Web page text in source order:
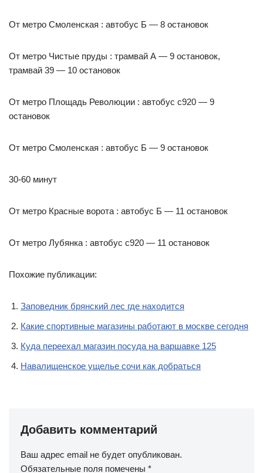
От метро Смоленская : автобус Б — 8 остановок
От метро Чистые пруды : трамвай А — 9 остановок,
трамвай 39 — 10 остановок
От метро Площадь Революции : автобус с920 — 9
остановок
От метро Смоленская : автобус Б — 9 остановок
30-60 минут
От метро Красные ворота : автобус Б — 11 остановок
От метро Лубянка : автобус с920 — 11 остановок
Похожие публикации:
Заповедник брянский лес где находится
Какие спортивные магазины работают в москве сегодня
Куда переехал магазин посуда на варшавке 125
Навалищенское ущелье сочи как добраться
Добавить комментарий
Ваш адрес email не будет опубликован.
Обязательные поля помечены *